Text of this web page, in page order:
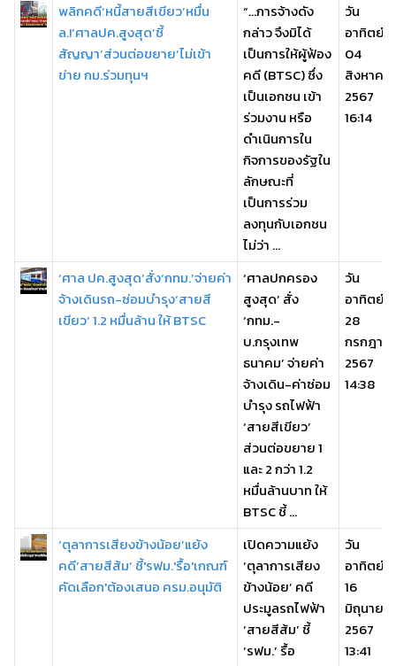
พลิกคดี‘หนี้สายสีเขียว’หมื่น
ล.!‘ศาลปค.สูงสุด’ชี้
สัญญา‘ส่วนต่อขยาย’ไม่เข้า
ข่าย กม.ร่วมทุนฯ
“…การจ้างดัง
กล่าว จึงมิได้
เป็นการให้ผู้ฟ้อง
คดี (BTSC) ซึ่ง
เป็นเอกชน เข้า
ร่วมงาน หรือ
ดำเนินการใน
กิจการของรัฐใน
ลักษณะที่
เป็นการร่วม
ลงทุนกับเอกชน
ไม่ว่า ...
วัน
อาทิตย์,
04
สิงหาคม
2567
16:14
‘ศาล ปค.สูงสุด’สั่ง‘กทม.’จ่ายค่า
จ้างเดินรถ-ซ่อมบำรุง‘สายสี
เขียว’ 1.2 หมื่นล้าน ให้ BTSC
‘ศาลปกครอง
สูงสุด’ สั่ง
‘กทม.-
บ.กรุงเทพ
ธนาคม’ จ่ายค่า
จ้างเดิน-ค่าซ่อม
บำรุง รถไฟฟ้า
‘สายสีเขียว’
ส่วนต่อขยาย 1
และ 2 กว่า 1.2
หมื่นล้านบาท ให้
BTSC ชี้ ...
วัน
อาทิตย์,
28
กรกฎาค
2567
14:38
‘ตุลาการเสียงข้างน้อย’แย้ง
คดี‘สายสีส้ม’ ชี้'รฟม.'รื้อ'เกณฑ์
คัดเลือก'ต้องเสนอ ครม.อนุมัติ
เปิดความแย้ง
‘ตุลาการเสียง
ข้างน้อย’ คดี
ประมูลรถไฟฟ้า
‘สายสีส้ม’ ชี้
‘รฟม.’ รื้อ
วัน
อาทิตย์,
16
มิถุนายน
2567
13:41